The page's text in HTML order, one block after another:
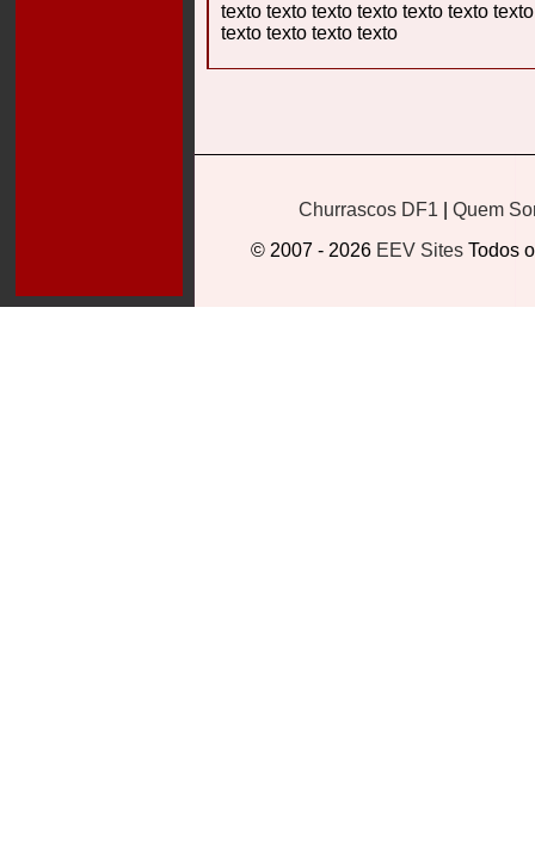
texto texto texto texto texto texto
texto texto texto texto
Churrascos DF1
Quem
© 2007 - 2026 EEV Sites Todos